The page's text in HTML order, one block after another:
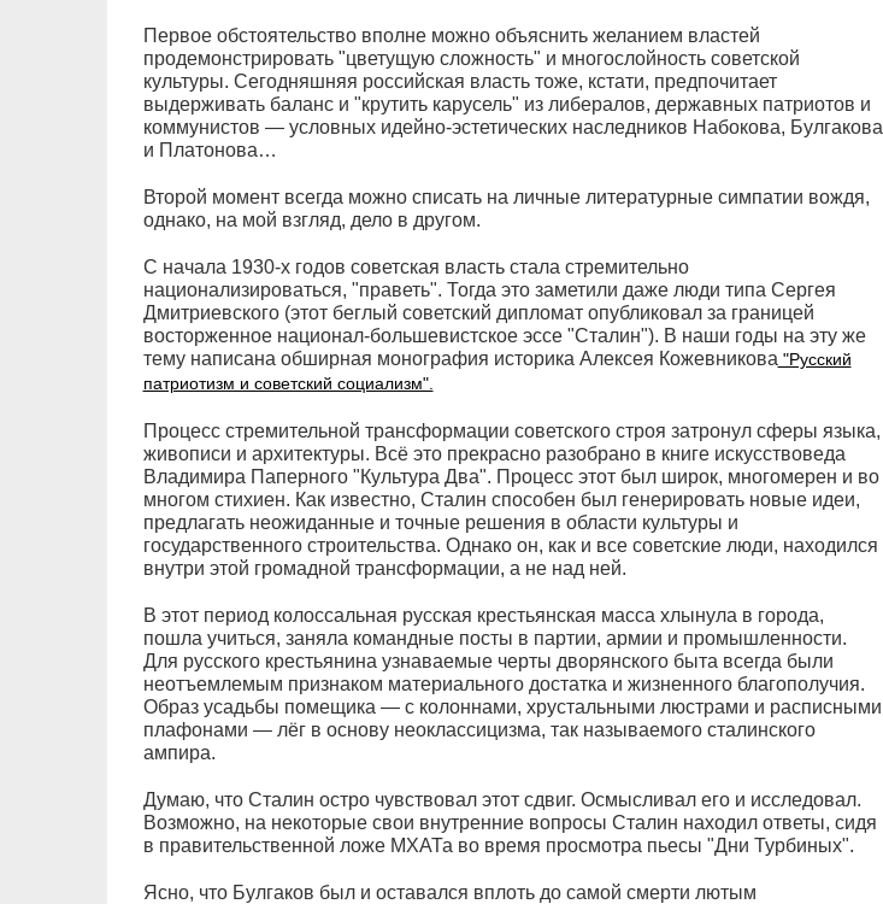
Первое обстоятельство вполне можно объяснить желанием властей
продемонстрировать "цветущую сложность" и многослойность советской
культуры. Сегодняшняя российская власть тоже, кстати, предпочитает
выдерживать баланс и "крутить карусель" из либералов, державных патриотов и
коммунистов — условных идейно-эстетических наследников Набокова, Булгакова
и Платонова…
Второй момент всегда можно списать на личные литературные симпатии вождя,
однако, на мой взгляд, дело в другом.
С начала 1930-х годов советская власть стала стремительно
национализироваться, "праветь". Тогда это заметили даже люди типа Сергея
Дмитриевского (этот беглый советский дипломат опубликовал за границей
восторженное национал-большевистское эссе "Сталин"). В наши годы на эту же
тему написана обширная монография историка Алексея Кожевникова "Русский
патриотизм и советский социализм".
Процесс стремительной трансформации советского строя затронул сферы языка,
живописи и архитектуры. Всё это прекрасно разобрано в книге искусствоведа
Владимира Паперного "Культура Два". Процесс этот был широк, многомерен и во
многом стихиен. Как известно, Сталин способен был генерировать новые идеи,
предлагать неожиданные и точные решения в области культуры и
государственного строительства. Однако он, как и все советские люди, находился
внутри этой громадной трансформации, а не над ней.
В этот период колоссальная русская крестьянская масса хлынула в города,
пошла учиться, заняла командные посты в партии, армии и промышленности.
Для русского крестьянина узнаваемые черты дворянского быта всегда были
неотъемлемым признаком материального достатка и жизненного благополучия.
Образ усадьбы помещика — с колоннами, хрустальными люстрами и расписными
плафонами — лёг в основу неоклассицизма, так называемого сталинского
ампира.
Думаю, что Сталин остро чувствовал этот сдвиг. Осмысливал его и исследовал.
Возможно, на некоторые свои внутренние вопросы Сталин находил ответы, сидя
в правительственной ложе МХАТа во время просмотра пьесы "Дни Турбиных".
Ясно, что Булгаков был и оставался вплоть до самой смерти лютым